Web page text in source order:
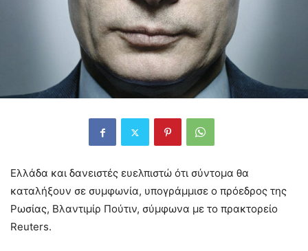
Ελλάδα και δανειστές ευελπιστώ ότι σύντομα θα
καταλήξουν σε συμφωνία, υπογράμμισε ο πρόεδρος της
Ρωσίας, Βλαντιμίρ Πούτιν, σύμφωνα με το πρακτορείο
Reuters.